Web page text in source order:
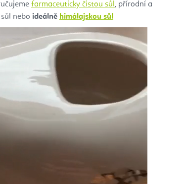
farmaceuticky čistou sůl, přírodní a
nebo ideálně himálajskou sůl